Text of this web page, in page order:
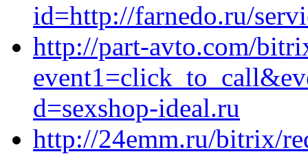
id=http://farnedo.ru/
http://part-avto.com/
d=sexshop-ideal.ru
http://24emm.ru/bitrix/